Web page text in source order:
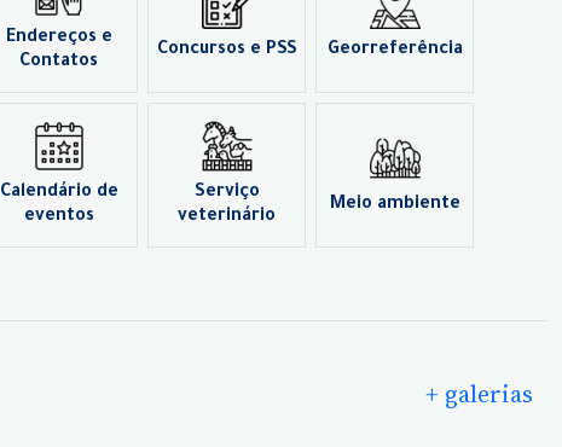
Endereços e
Contatos
Concursos e PSS Georreferência
Calendário de
eventos
Serviço
veterinário
Meio ambiente
+ galerias